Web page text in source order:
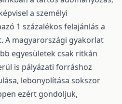
a személyi
1 százalékos felajánlás a
A magyarországi gyakorlat
egyesületek csak ritkán
is pályázati forráshoz
lebonyolítása sokszor
ezért gondoljuk,